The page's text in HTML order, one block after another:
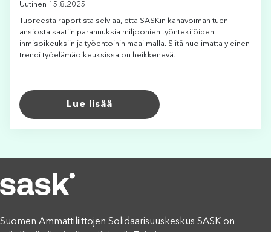
Uutinen 15.8.2025
Tuoreesta raportista selviää, että SASKin kanavoiman tuen
ansiosta saatiin parannuksia miljoonien työntekijöiden
ihmisoikeuksiin ja työehtoihin maailmalla. Siitä huolimatta yleinen
trendi työelämäoikeuksissa on heikkenevä.
Lue lisää
Suomen Ammattiliittojen Solidaarisuuskeskus SASK on